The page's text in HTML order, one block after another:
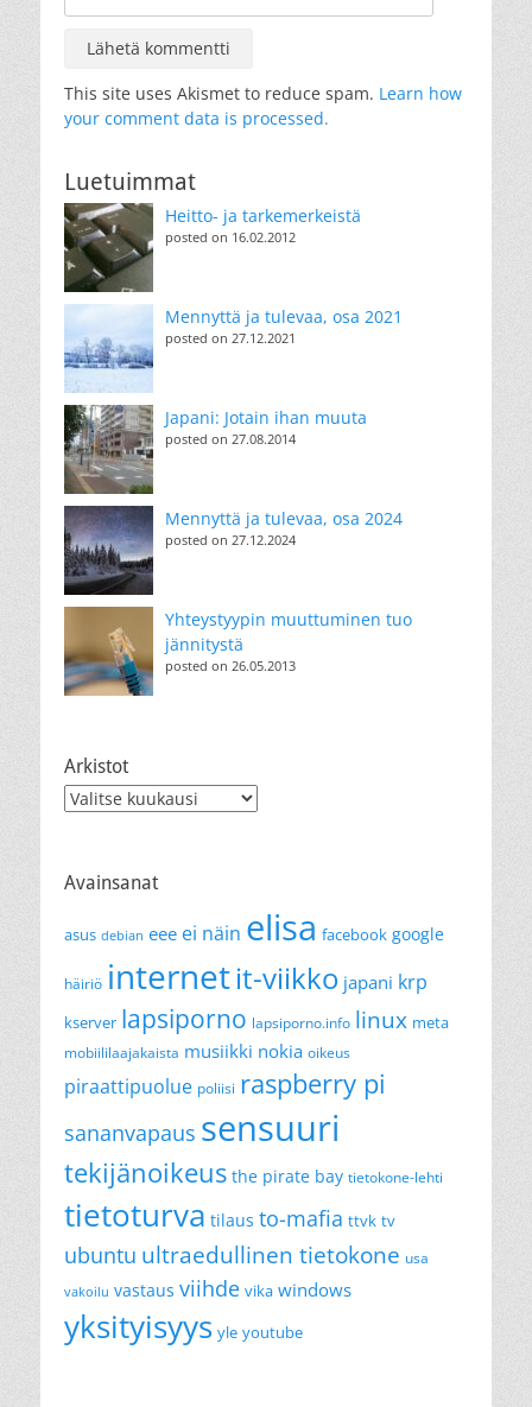
This site uses Akismet to reduce spam. Learn how
your comment data is processed.
Luetuimmat
Heitto- ja tarkemerkeistä
posted on 16.02.2012
Mennyttä ja tulevaa, osa 2021
posted on 27.12.2021
Japani: Jotain ihan muuta
posted on 27.08.2014
Mennyttä ja tulevaa, osa 2024
posted on 27.12.2024
Yhteystyypin muuttuminen tuo
jännitystä
posted on 26.05.2013
Arkistot
Arkistot
Avainsanat
asus debian eee ei näin elisa facebook google
häiriö internetit-viikko japani krp
kserver lapsiporno lapsiporno.info linux meta
mobiililaajakaista musiikki nokia oikeus
piraattipuolue poliisi raspberry pi
sananvapaus sensuuri
tekijänoikeus the pirate bay tietokone-lehti
tietoturva tilaus to-mafia ttvk tv
ubuntu ultraedullinen tietokone usa
vakoilu vastaus viihde vika windows
yksityisyys yle youtube